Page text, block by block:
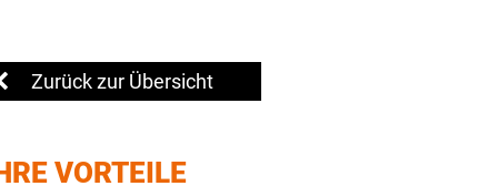
Zurück zur Übersicht
VORTEILE